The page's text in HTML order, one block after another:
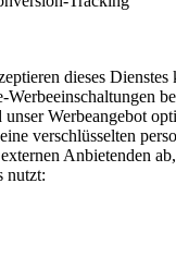
dieses
Werbeeinschaltungen
unser Werbeangebot
verschlüsselten
Anbietenden
nutzt: